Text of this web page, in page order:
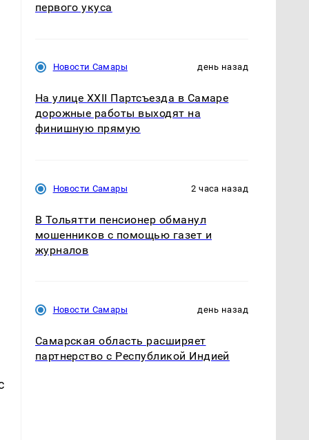
первого укуса
Новости Самары день назад
На улице XXII Партсъезда в Самаре
дорожные работы выходят на
финишную прямую
Новости Самары 2 часа назад
В Тольятти пенсионер обманул
мошенников с помощью газет и
журналов
Новости Самары день назад
Самарская область расширяет
партнерство с Республикой Индией